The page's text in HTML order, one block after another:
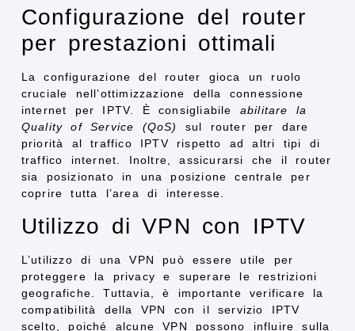
Configurazione del router
per prestazioni ottimali
La configurazione del router gioca un ruolo
cruciale nell’ottimizzazione della connessione
internet per IPTV. È consigliabile abilitare la
Quality of Service (QoS)
sul router per dare
priorità al traffico IPTV rispetto ad altri tipi di
traffico internet. Inoltre, assicurarsi che il router
sia posizionato in una posizione centrale per
coprire tutta l’area di interesse.
Utilizzo di VPN con IPTV
L’utilizzo di una VPN può essere utile per
proteggere la privacy e superare le restrizioni
geografiche. Tuttavia, è importante verificare la
compatibilità della VPN con il servizio IPTV
scelto, poiché alcune VPN possono influire sulla